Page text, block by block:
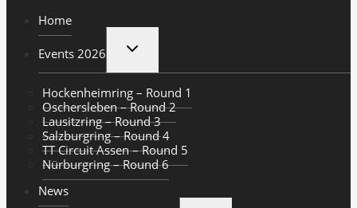
Home
Events 2026
UNTERMENÜ
UMSCHALTEN
Hockenheimring – Round 1
Oschersleben – Round 2
Lausitzring – Round 3
Salzburgring – Round 4
TT Circuit Assen – Round 5
Nürburgring – Round 6
News